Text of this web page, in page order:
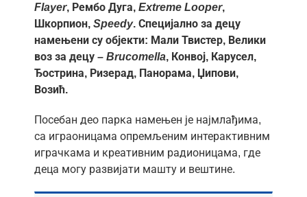
Flayer, Рембо Дуга, Extreme Looper,
Шкорпион, Speedy. Специјално за децу
намењени су објекти: Мали Твистер, Велики
воз за децу – Brucomella, Конвој, Карусел,
Ђострина, Ризерад, Панорама, Џипови,
Возић.
Посебан део парка намењен је најмлађима,
са играоницама опремљеним интерактивним
играчкама и креативним радионицама, где
деца могу развијати машту и вештине.